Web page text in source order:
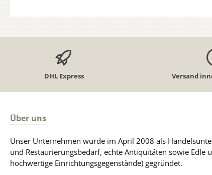
DHL Express Versand
Über uns
Unser Unternehmen wurde im April 2008 als
und Restaurierungsbedarf, echte Antiquitäten sowie Edle
hochwertige Einrichtungsgegenstände) gegründet.